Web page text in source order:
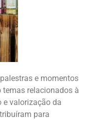
e momentos
temas relacionados à
e valorização da
para